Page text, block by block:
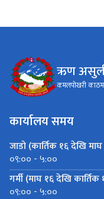
ऋण
कमलपोखरी
कार्यालय समय
जाडो (कार्तिक १६ देखि
०९:०० - ५:००
गर्मी (माघ १६ देखि कार्तिक
०९:०० - ५:००